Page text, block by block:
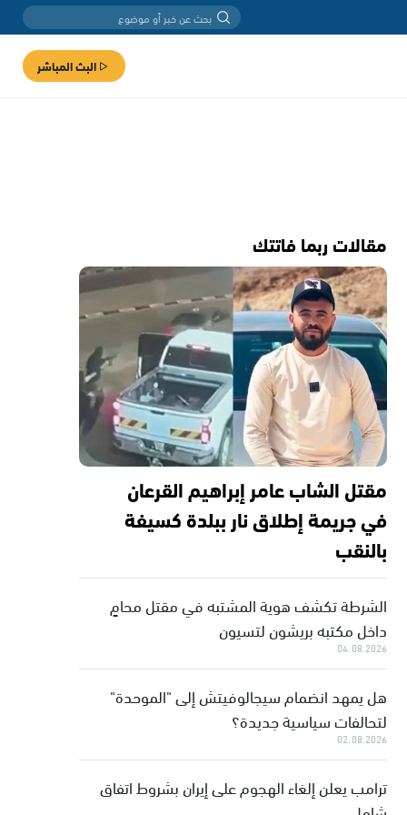
البث المباشر
مقالات ربما فاتتك
مقتل الشاب عامر إبراهيم القرعان
في جريمة إطلاق نار ببلدة كسيفة
بالنقب
الشرطة تكشف هوية المشتبه في مقتل محامٍ
داخل مكتبه بريشون لتسيون
04.08.2026
هل يمهد انضمام سيجالوفيتش إلى "الموحدة"
لتحالفات سياسية جديدة؟
02.08.2026
ترامب يعلن إلغاء الهجوم على إيران بشروط اتفاق